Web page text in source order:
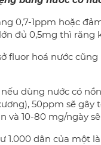
0,7-1ppm hoặc
đủ 0,5mg thì răng
fluor hoá nước
dùng nước có
50ppm sẽ
và 10-80 mg/ngày
dân của một